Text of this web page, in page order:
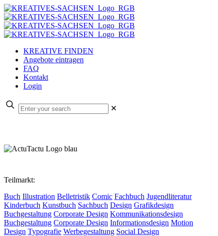
KREATIVE FINDEN
Angebote eintragen
FAQ
Kontakt
Login
✕
Teilmarkt:
Buch Illustration Belletristik Comic Fachbuch Jugendliteratur
Kinderbuch Kunstbuch Sachbuch Design Grafikdesign
Buchgestaltung Corporate Design Kommunikationsdesign
Buchgestaltung Corporate Design Informationsdesign Motion
Design Typografie Werbegestaltung Social Design